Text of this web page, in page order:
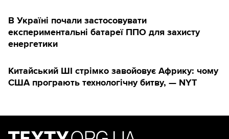
В Україні почали застосовувати
експериментальні батареї ППО для захисту
енергетики
Китайський ШІ стрімко завойовує Африку: чому
США програють технологічну битву, — NYT